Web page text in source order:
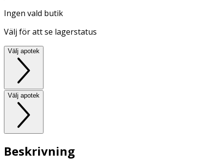
Ingen vald butik
Välj för att se lagerstatus
Välj apotek
Välj apotek
Beskrivning